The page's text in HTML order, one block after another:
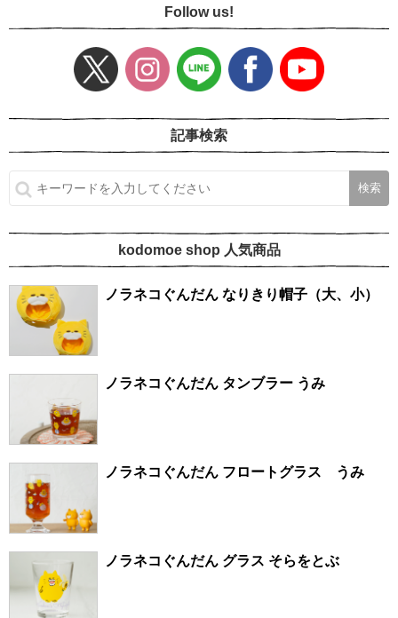
Follow us!
記事検索
kodomoe shop 人気商品
ノラネコぐんだん なりきり帽子（大、小）
ノラネコぐんだん タンブラー うみ
ノラネコぐんだん フロートグラス うみ
ノラネコぐんだん グラス そらをとぶ